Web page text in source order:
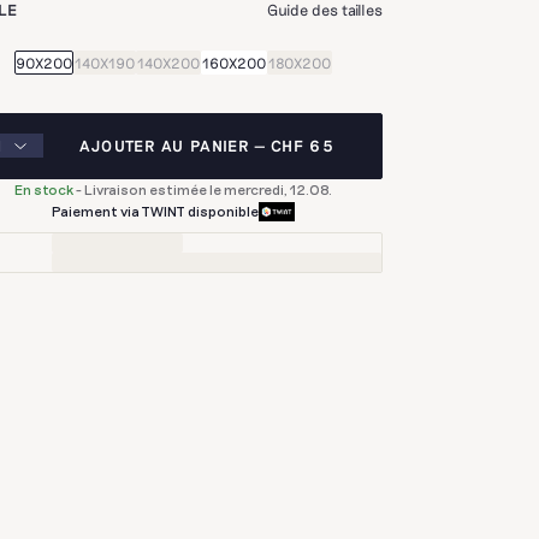
Guide des tailles
90X200 140X190 140X200160X200 180X200
AJOUTER AU PANIER CHF 65
En stock-Livraison estimée le mercredi, 12.08.
Paiement via TWINT disponible